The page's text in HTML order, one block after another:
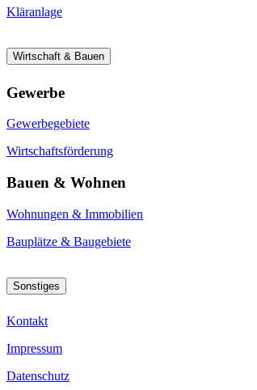
Kläranlage
Wirtschaft & Bauen
Gewerbe
Gewerbegebiete
Wirtschaftsförderung
Bauen & Wohnen
Wohnungen & Immobilien
Bauplätze & Baugebiete
Sonstiges
Kontakt
Impressum
Datenschutz